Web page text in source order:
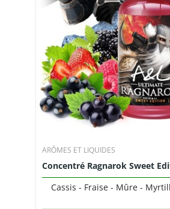
ARÔMES ET LIQUIDES
Concentré Ragnarok Sweet
Cassis - Fraise - Mûre -